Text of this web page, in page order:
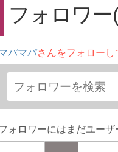
フォロワー
パマパさんをフォローし
ォロワーにはまだユーザ